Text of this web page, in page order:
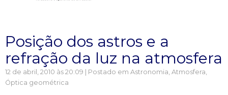
Posição dos astros e a
refração da luz na atmosfera
12 de abril, 2010 às 20:09 | Postado em Astronomia, Atmosfera,
Óptica geométrica